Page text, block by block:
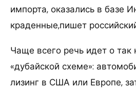
импорта, оказались в базе
краденные,пишет
Чаще всего речь идет о так
«дубайской схеме»:
лизинг в США или Европе,